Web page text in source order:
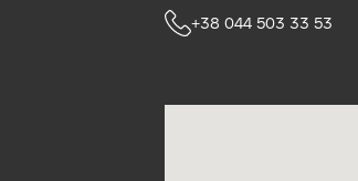
+38 044 503 33 53